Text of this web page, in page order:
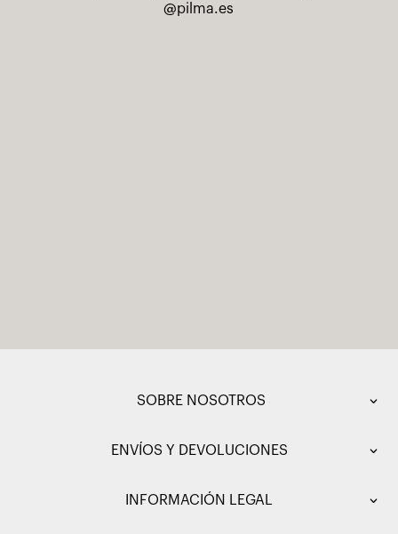
@pilma.es
SOBRE NOSOTROS
ENVÍOS Y DEVOLUCIONES
INFORMACIÓN LEGAL